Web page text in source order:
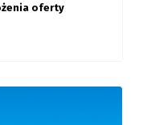
oferty